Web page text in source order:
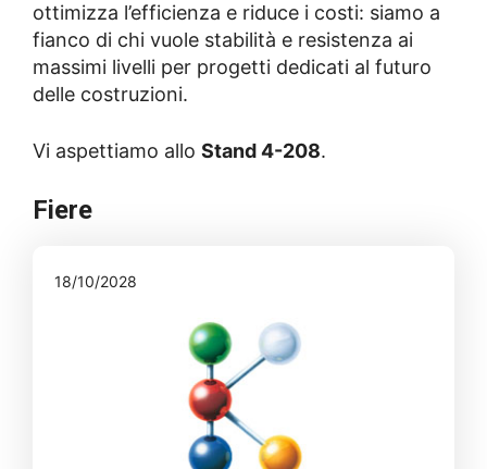
ottimizza l’efficienza e riduce i costi: siamo a
fianco di chi vuole stabilità e resistenza ai
massimi livelli per progetti dedicati al futuro
delle costruzioni.
Vi aspettiamo allo Stand 4-208.
Fiere
18/10/2028